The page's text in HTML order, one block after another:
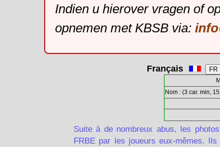
Indien u hierover vragen of
opnemen met KBSB via:
Français
Nom : (3 car. min,
Suite à de nombreux abus, les
FRBE par les joueurs eux-mêmes.